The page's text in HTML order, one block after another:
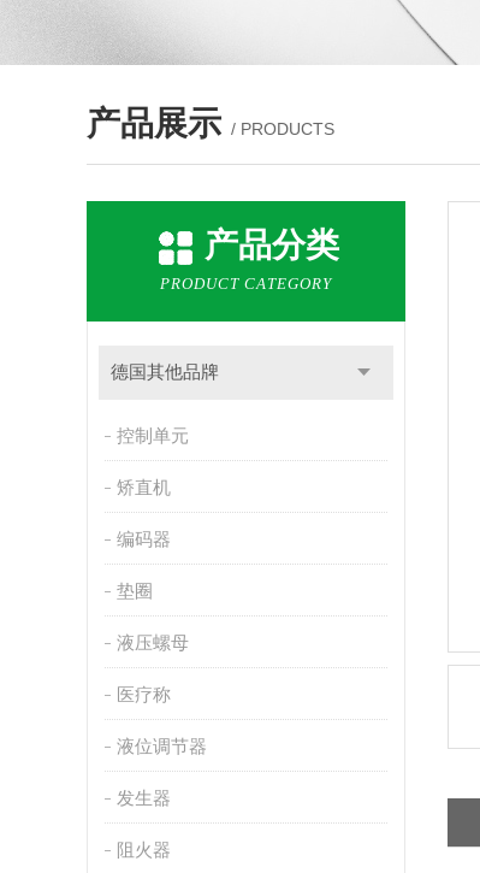
产品展示 / PRODUCTS
产品分类
PRODUCT CATEGORY
德国其他品牌
控制单元
矫直机
编码器
垫圈
液压螺母
医疗称
液位调节器
发生器
阻火器